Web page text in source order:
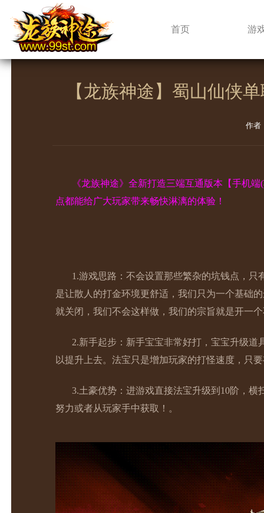
首页 游
新闻中心
【龙族神途】蜀山仙侠
作者
《龙族神途》全新打造三端互通版本【手机
点都能给广大玩家带来畅快淋漓的体验！
1.游戏思路：不会设置那些繁杂的坑钱点，
是让散人的打金环境更舒适，我们只为一个基础
就关闭，我们不会这样做，我们的宗旨就是开一
2.新手起步：新手宝宝非常好打，宝宝升级
以提升上去。法宝只是增加玩家的打怪速度，只
3.土豪优势：进游戏直接法宝升级到10阶，
努力或者从玩家手中获取！。